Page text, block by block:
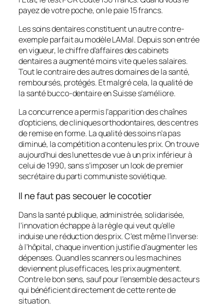
payez de votre poche, on le paie 15 francs.
Les soins dentaires constituent un autre contre-
exemple parfait au modèle LAMal. Depuis son entrée
en vigueur, le chiffre d’affaires des cabinets
dentaires a augmenté moins vite que les salaires.
Tout le contraire des autres domaines de la santé,
remboursés, protégés. Et malgré cela, la qualité de
la santé bucco-dentaire en Suisse s’améliore.
La concurrence a permis l’apparition des chaînes
d’opticiens, de cliniques orthodontaires, des centres
de remise en forme. La qualité des soins n’a pas
diminué, la compétition a contenu les prix. On trouve
aujourd’hui des lunettes de vue à un prix inférieur à
celui de 1990, sans s’imposer un look de premier
secrétaire du parti communiste soviétique.
Il ne faut pas secouer le cocotier
Dans la santé publique, administrée, solidarisée,
l’innovation échappe à la règle qui veut qu’elle
induise une réduction des prix. C’est même l’inverse:
à l’hôpital, chaque invention justifie d’augmenter les
dépenses. Quand les scanners ou les machines
deviennent plus efficaces, les prix augmentent.
Contre le bon sens, sauf pour l’ensemble des acteurs
qui bénéficient directement de cette rente de
situation.